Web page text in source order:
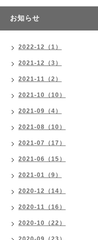
お知らせ
2022-12（1）
2021-12（3）
2021-11（2）
2021-10（10）
2021-09（4）
2021-08（10）
2021-07（17）
2021-06（15）
2021-01（9）
2020-12（14）
2020-11（16）
2020-10（22）